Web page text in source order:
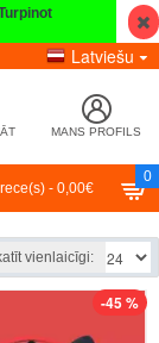
Latviešu
MANS PROFILS
- 0,00€
0
vienlaicīgi:
-45 %